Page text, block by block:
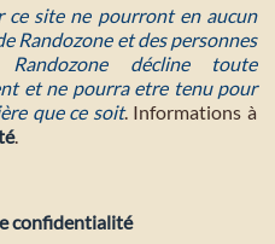
ce site ne pourront en aucun
Randozone et des personnes
décline toute
et ne pourra etre tenu pour
que ce soit. Informations à
.
confidentialité